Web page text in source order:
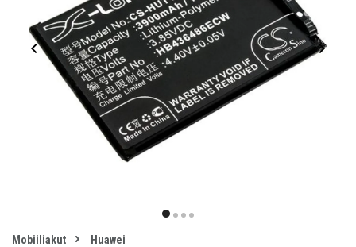
item
of
Mobiiliakut Huawei